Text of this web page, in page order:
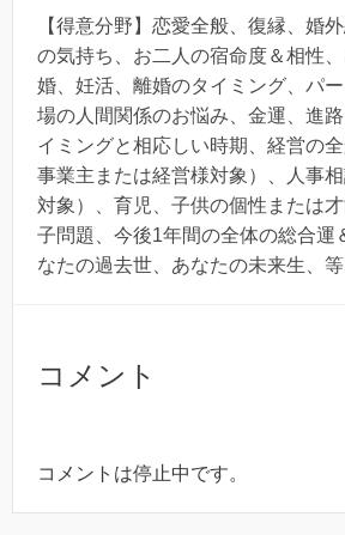
【得意分野】恋愛全般、復縁、婚
の気持ち、お二人の宿命度＆相性
婚、妊活、離婚のタイミング、パ
場の人間関係のお悩み、金運、進
イミングと相応しい時期、経営の
事業主または経営様対象）、人事
対象）、育児、子供の個性または
子問題、今後1年間の全体の総合運
なたの過去世、あなたの未来生、等
コメント
コメントは停止中です。